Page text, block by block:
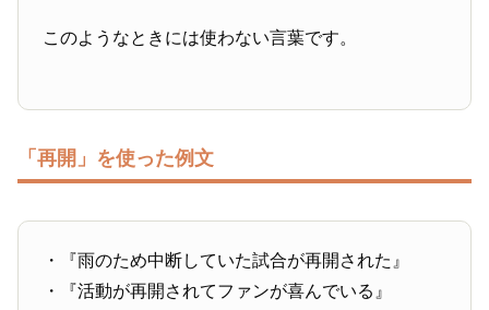
このようなときには使わない言葉です。
「再開」を使った例文
・『雨のため中断していた試合が再開された』
・『活動が再開されてファンが喜んでいる』